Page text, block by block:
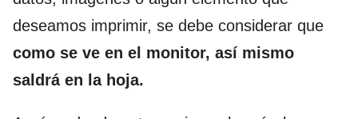
deseamos imprimir, se debe considerar que
como se ve en el monitor, así mismo
saldrá en la hoja.